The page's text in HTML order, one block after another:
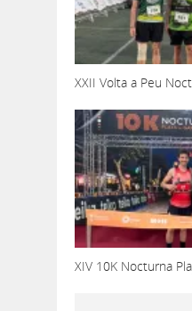
XXII Volta a Peu
XIV 10K Nocturna